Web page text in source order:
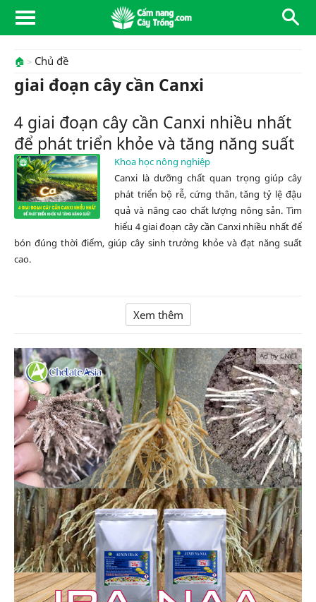
🏠 Chủ đề
giai đoạn cây cần Canxi
4 giai đoạn cây cần Canxi nhiều nhất
để phát triển khỏe và tăng năng suất
Khoa học nông nghiệp
Canxi là dưỡng chất quan trọng giúp cây
phát triển bộ rễ, cứng thân, tăng tỷ lệ đậu
quả và nâng cao chất lượng nông sản. Tìm
hiểu 4 giai đoạn cây cần Canxi nhiều nhất để
bón đúng thời điểm, giúp cây sinh trưởng khỏe và đạt năng suất
cao.
Xem thêm
Ad by CNCT